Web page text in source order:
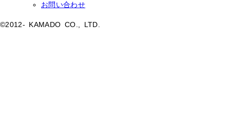
お問い合わせ
©2012- KAMADO CO., LTD.